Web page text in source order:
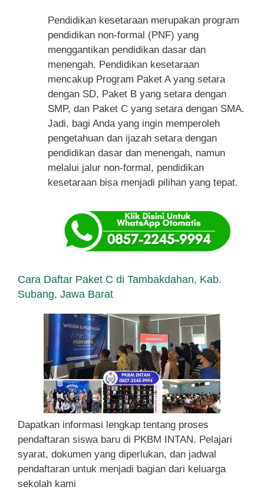
Pendidikan kesetaraan merupakan program
pendidikan non-formal (PNF) yang
menggantikan pendidikan dasar dan
menengah. Pendidikan kesetaraan
mencakup Program Paket A yang setara
dengan SD, Paket B yang setara dengan
SMP, dan Paket C yang setara dengan SMA.
Jadi, bagi Anda yang ingin memperoleh
pengetahuan dan ijazah setara dengan
pendidikan dasar dan menengah, namun
melalui jalur non-formal, pendidikan
kesetaraan bisa menjadi pilihan yang tepat.
Cara Daftar Paket C di Tambakdahan, Kab.
Subang, Jawa Barat
Dapatkan informasi lengkap tentang proses
pendaftaran siswa baru di PKBM INTAN. Pelajari
syarat, dokumen yang diperlukan, dan jadwal
pendaftaran untuk menjadi bagian dari keluarga
sekolah kami